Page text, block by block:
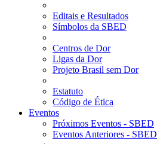
Editais e Resultados
Símbolos da SBED
Centros de Dor
Ligas da Dor
Projeto Brasil sem Dor
Estatuto
Código de Ética
Eventos
Próximos Eventos - SBED
Eventos Anteriores - SBED